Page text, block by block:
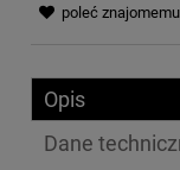
poleć znajomemu
Opis
Dane